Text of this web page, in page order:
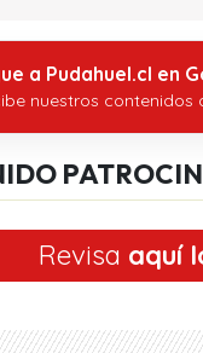
a Pudahuel.cl en
nuestros contenidos
Revisa aquí